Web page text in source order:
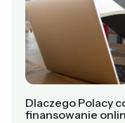
Dlaczego Polacy
finansowanie